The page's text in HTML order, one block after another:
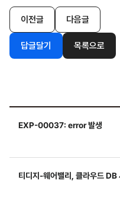
이전글 다음글
답글달기 목록으로
EXP-00037: error 발생
티디지-웨어밸리, 클라우드